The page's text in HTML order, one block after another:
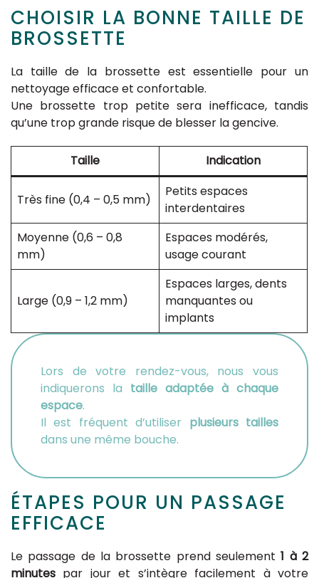
CHOISIR LA BONNE TAILLE DE
BROSSETTE
La taille de la brossette est essentielle pour un
nettoyage efficace et confortable.
Une brossette trop petite sera inefficace, tandis
qu’une trop grande risque de blesser la gencive.
Taille Indication
Très fine (0,4 – 0,5 mm)
Petits espaces
interdentaires
Moyenne (0,6 – 0,8
mm)
Espaces modérés,
usage courant
Large (0,9 – 1,2 mm)
Espaces larges, dents
manquantes ou
implants
Lors de votre rendez-vous, nous vous
indiquerons la taille adaptée à chaque
espace.
Il est fréquent d’utiliser plusieurs tailles
dans une même bouche.
ÉTAPES POUR UN PASSAGE
EFFICACE
Le passage de la brossette prend seulement1 à 2
minutes par jour et s’intègre facilement à votre